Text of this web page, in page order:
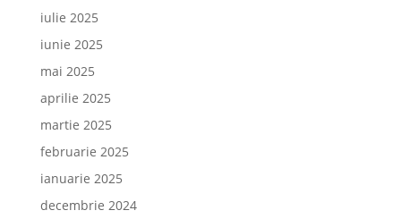
iulie 2025
iunie 2025
mai 2025
aprilie 2025
martie 2025
februarie 2025
ianuarie 2025
decembrie 2024